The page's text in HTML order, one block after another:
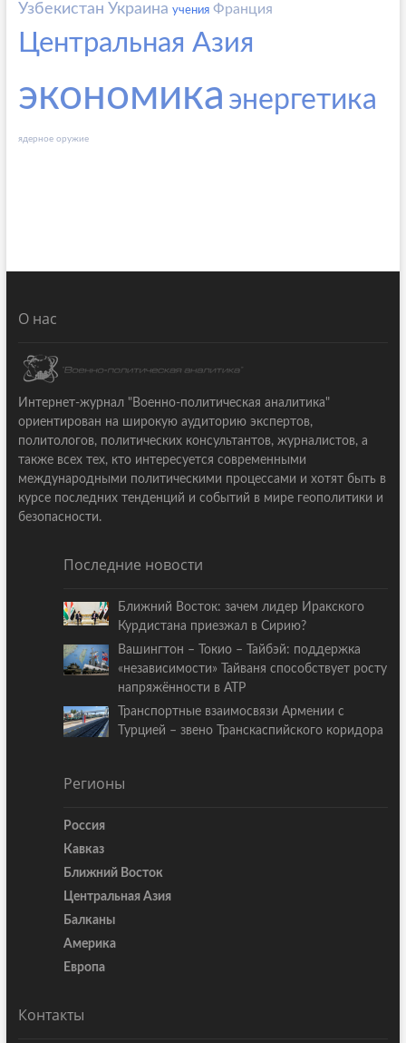
Узбекистан Украина учения Франция
Центральная Азия
экономика энергетика
ядерное оружие
О нас
Интернет-журнал "Военно-политическая аналитика"
ориентирован на широкую аудиторию экспертов,
политологов, политических консультантов, журналистов, а
также всех тех, кто интересуется современными
международными политическими процессами и хотят быть в
курсе последних тенденций и событий в мире геополитики и
безопасности.
Последние новости
Ближний Восток: зачем лидер Иракского
Курдистана приезжал в Сирию?
Вашингтон – Токио – Тайбэй: поддержка
«независимости» Тайваня способствует росту
напряжённости в АТР
Транспортные взаимосвязи Армении с
Турцией – звено Транскаспийского коридора
Регионы
Россия
Кавказ
Ближний Восток
Центральная Азия
Балканы
Америка
Европа
Контакты